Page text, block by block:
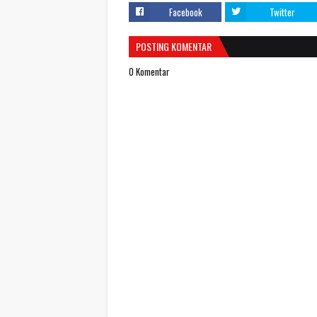
Facebook Twitter
POSTING KOMENTAR
0 Komentar